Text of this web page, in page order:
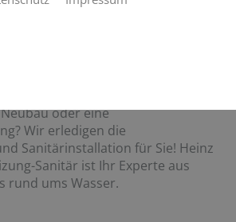
UND -
oder eine
Wir erledigen die
Sanitärinstallation für Sie! Heinz
Sanitär ist Ihr Experte aus
rund ums Wasser.